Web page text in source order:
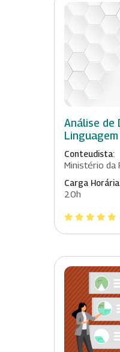
Análise de
Linguagem
Conteudista:
Ministério da
Carga
20h